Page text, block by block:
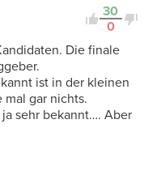
30
0
Die finale
ist in der kleinen
gar nichts.
sehr bekannt…. Aber